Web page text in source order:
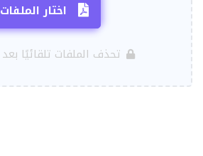
اختار الملفات
تحذف الملفات تلقائيًا بعد ٣٠ دقيقة